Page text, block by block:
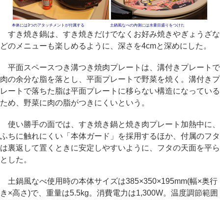
本体には3つのアタッチメントが付属する 土鍋風なべの内側には水量目盛りをつけた
すき焼き鍋は、すき焼きだけでなくお好み焼きやぎょうざな
どのメニューも楽しめるように、深さを4cmと深めにした。
平面スペースつき溝つき焼肉プレートは、溝付きプレートで
肉の余分な脂を落とし、平面プレートで野菜を焼く。溝付きプ
レートで落ちた脂は平面プレートに移らない構造になっている
ため、野菜に肉の脂がつきにくいという。
使い勝手の面では、すき焼き鍋と焼き肉プレート加熱中に、
ふちに触れにくい「本体ガード」を採用するほか、付属のフタ
は裏返して置くときに安定しやすいように、フタの天面を平ら
とした。
土鍋風なべ使用時の本体サイズは385×350×195mm(幅×奥行
き×高さ)で、重量は5.5kg。消費電力は1,300W。温度調節範囲